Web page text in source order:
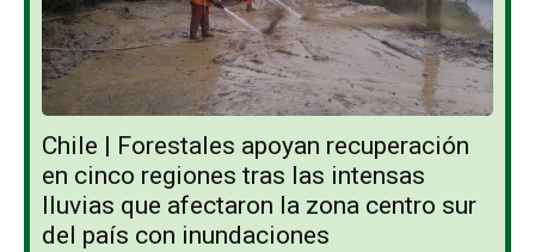
Chile | Forestales apoyan recuperación
en cinco regiones tras las intensas
lluvias que afectaron la zona centro sur
del país con inundaciones